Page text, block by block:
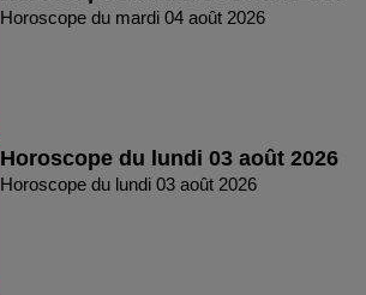
Horoscope du mardi 04 août 2026
Horoscope du lundi 03 août 2026
Horoscope du lundi 03 août 2026